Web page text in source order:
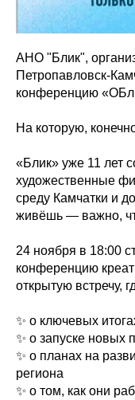
АНО "Блик",
Петропавловск-
конференцию
На которую,
«Блик» уже 11 лет
художественные
среду Камчатки и
живёшь — важно,
24 ноября в 18:00
конференцию
открытую встречу,
✨ о ключевых
✨ о запуске новых
✨ о планах на
региона
✨ о том, как они